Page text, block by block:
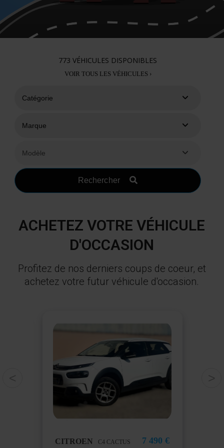
773 VÉHICULES DISPONIBLES
VOIR TOUS LES VÉHICULES ›
Rechercher
ACHETEZ VOTRE VÉHICULE
D'OCCASION
Profitez de nos derniers coups de coeur, et
achetez votre futur véhicule d'occasion.
CITROEN C4 CACTUS 7 490 €